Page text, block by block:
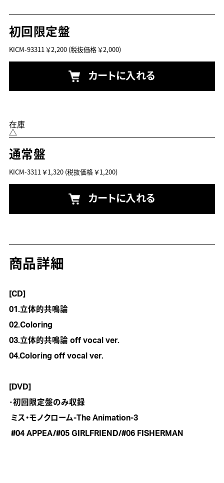
初回限定盤
KICM-93311 ￥2,200(税抜価格 ￥2,000)
カートに入れる
在庫
△
通常盤
KICM-3311￥1,320(税抜価格 ￥1,200)
カートに入れる
商品詳細
[CD]
01.立体的共鳴論
02.Coloring
03.立体的共鳴論 off vocal ver.
04.Coloring off vocal ver.
[DVD]
･初回限定盤のみ収録
#04 APPEA/#05 GIRLFRIEND/#06 FISHERMAN